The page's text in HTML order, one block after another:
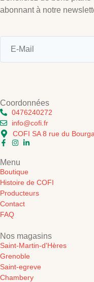
abonnant à notre
Coordonnées
0476240272
info@cofi.fr
COFI SA 8 rue du
Menu
Boutique
Histoire de COFI
Producteurs
Contact
FAQ
Nos magasins
Saint-Martin-d'Hères
Grenoble
Saint-egreve
Chambery